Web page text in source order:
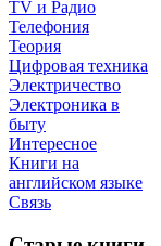
TV и Радио
Телефония
Теория
Цифровая техника
Электричество
Электроника в
быту
Интересное
Книги на
английском языке
Связь